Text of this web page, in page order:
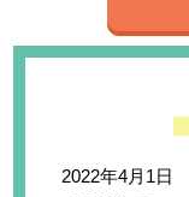
2022年4月1日